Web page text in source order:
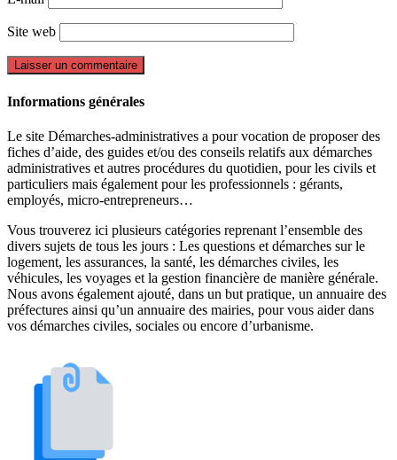
Site web
Informations générales
Le site Démarches-administratives a pour vocation de proposer des
fiches d’aide, des guides et/ou des conseils relatifs aux démarches
administratives et autres procédures du quotidien, pour les civils et
particuliers mais également pour les professionnels : gérants,
employés, micro-entrepreneurs…
Vous trouverez ici plusieurs catégories reprenant l’ensemble des
divers sujets de tous les jours : Les questions et démarches sur le
logement, les assurances, la santé, les démarches civiles, les
véhicules, les voyages et la gestion financière de manière générale.
Nous avons également ajouté, dans un but pratique, un annuaire des
préfectures ainsi qu’un annuaire des mairies, pour vous aider dans
vos démarches civiles, sociales ou encore d’urbanisme.